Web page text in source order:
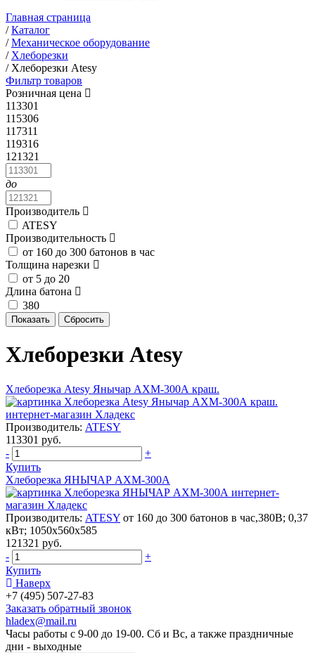
Главная страница
/Каталог
/Механическое оборудование
/ Хлеборезки
/ Хлеборезки Atesy
Фильтр товаров
Розничная цена
113301
115306
117311
119316
121321
до
Производитель
ATESY
Производительность
от 160 до 300 батонов в час
Толщина нарезки
от 5 до 20
Длина батона
380
Хлеборезки Atesy
Хлеборезка Atesy Янычар АХМ-300А краш.
Производитель: ATESY
113301 руб.
-
+
Купить
Хлеборезка ЯНЫЧАР АХМ-300А
Производитель: ATESY от 160 до 300 батонов в час,380В; 0,37
кВт; 1050х560х585
121321 руб.
-
+
Купить
Наверх
+7 (495) 507-27-83
Заказать обратный звонок
hladex@mail.ru
Часы работы с 9-00 до 19-00. Сб и Вс, а также праздничные
дни - выходные